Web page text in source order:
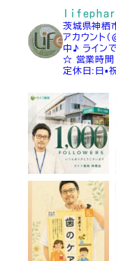
茨城県神栖
アカウント
中♪ ライン
☆ 営業時間
定休日:日▪